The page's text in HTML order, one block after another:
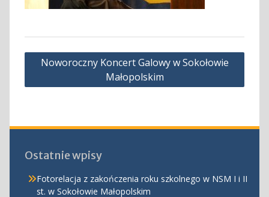
Nawigacja
Noworoczny Koncert Galowy w Sokołowie
Małopolskim
Ostatnie wpisy
Fotorelacja z zakończenia roku szkolnego w NSM I i II
st. w Sokołowie Małopolskim